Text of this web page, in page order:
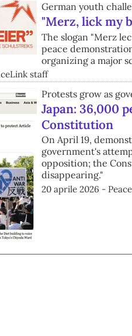
German youth
"Merz, lick my
The slogan "Merz
peace
organizing a major
staff
Protests grow as
Japan: 36,000
Constitution
On April 19,
government's
opposition; the
disappearing."
20 aprile 2026 -